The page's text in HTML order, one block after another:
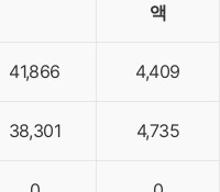
액
41,866 4,409
38,301 4,735